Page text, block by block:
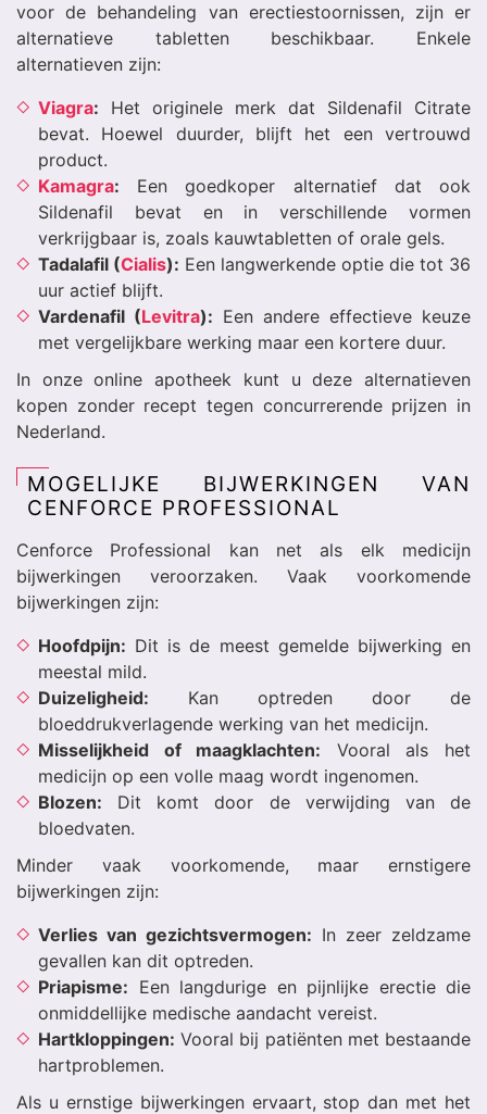
voor de behandeling van erectiestoornissen, zijn er
alternatieve tabletten beschikbaar. Enkele
alternatieven zijn:
Viagra: Het originele merk dat Sildenafil Citrate
bevat. Hoewel duurder, blijft het een vertrouwd
product.
Kamagra: Een goedkoper alternatief dat ook
Sildenafil bevat en in verschillende vormen
verkrijgbaar is, zoals kauwtabletten of orale gels.
Tadalafil (Cialis): Een langwerkende optie die tot 36
uur actief blijft.
Vardenafil (Levitra): Een andere effectieve keuze
met vergelijkbare werking maar een kortere duur.
In onze online apotheek kunt u deze alternatieven
kopen zonder recept tegen concurrerende prijzen in
Nederland.
MOGELIJKE BIJWERKINGEN VAN
CENFORCE PROFESSIONAL
Cenforce Professional kan net als elk medicijn
bijwerkingen veroorzaken. Vaak voorkomende
bijwerkingen zijn:
Hoofdpijn: Dit is de meest gemelde bijwerking en
meestal mild.
Duizeligheid: Kan optreden door de
bloeddrukverlagende werking van het medicijn.
Misselijkheid of maagklachten: Vooral als het
medicijn op een volle maag wordt ingenomen.
Blozen: Dit komt door de verwijding van de
bloedvaten.
Minder vaak voorkomende, maar ernstigere
bijwerkingen zijn:
Verlies van gezichtsvermogen: In zeer zeldzame
gevallen kan dit optreden.
Priapisme: Een langdurige en pijnlijke erectie die
onmiddellijke medische aandacht vereist.
Hartkloppingen: Vooral bij patiënten met bestaande
hartproblemen.
Als u ernstige bijwerkingen ervaart, stop dan met het